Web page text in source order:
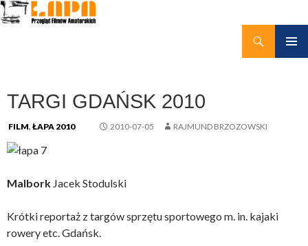
TARGI GDAŃSK 2010
FILM, ŁAPA 2010 2010-07-05 RAJMUND BRZOZOWSKI
Malbork Jacek Stodulski
Krótki reportaż z targów sprzętu sportowego m. in. kajaki
rowery etc. Gdańsk.